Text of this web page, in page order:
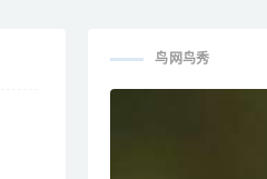
鸟网鸟秀